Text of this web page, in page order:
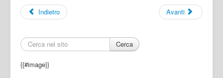
Indietro Avanti
Cerca
{{#image}}